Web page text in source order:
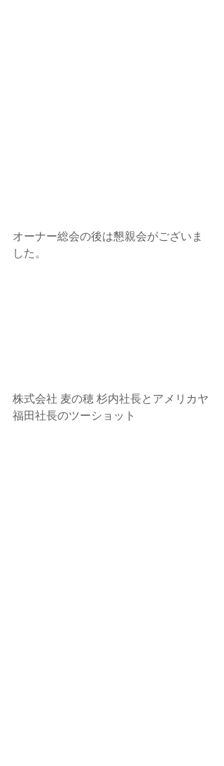
オーナー総会の後は懇親会がございま
した。
株式会社 麦の穂 杉内社長とアメリカヤ
福田社長のツーショット